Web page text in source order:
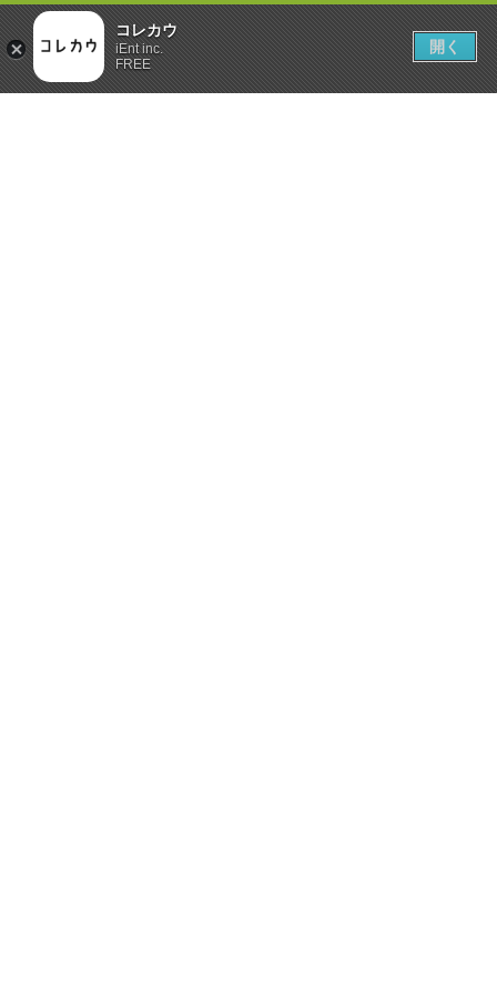
コレカウ
iEnt inc.
FREE
開く